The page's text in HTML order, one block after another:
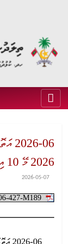
2026 މޭ 10 އިން ފެށިގެން 5 ދުވަހުގެ ޗުއްޓީދިނުން
2026-05-07
427-M189